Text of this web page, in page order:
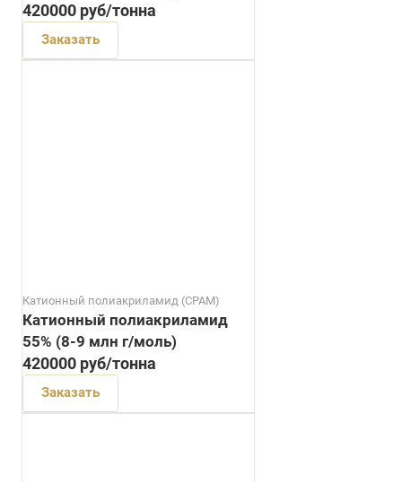
420000 руб/тонна
Заказать
Катионный полиакриламид (CPAM)
Катионный полиакриламид
55% (8-9 млн г/моль)
420000 руб/тонна
Заказать